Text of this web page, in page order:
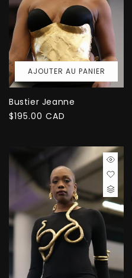
AJOUTER AU PANIER
Bustier Jeanne
Prix
$195.00 CAD